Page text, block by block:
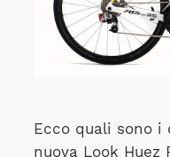
Ecco quali sono
nuova Look Huez